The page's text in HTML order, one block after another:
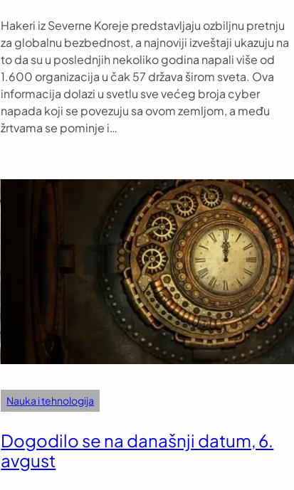
Hakeri iz Severne Koreje predstavljaju ozbiljnu pretnju
za globalnu bezbednost, a najnoviji izveštaji ukazuju na
to da su u poslednjih nekoliko godina napali više od
1.600 organizacija u čak 57 država širom sveta. Ova
informacija dolazi u svetlu sve većeg broja cyber
napada koji se povezuju sa ovom zemljom, a među
žrtvama se pominje i…
Nauka i tehnologija
Dogodilo se na današnji datum, 6.
avgust